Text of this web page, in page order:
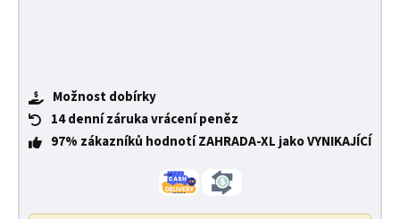
Možnost dobírky
14 denní záruka vrácení peněz
97% zákazníků hodnotí ZAHRADA-XL jako VYNIKAJÍCÍ